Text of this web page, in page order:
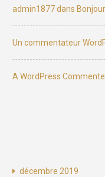
admin1877dans
Un commentateur
A WordPress
décembre 2019